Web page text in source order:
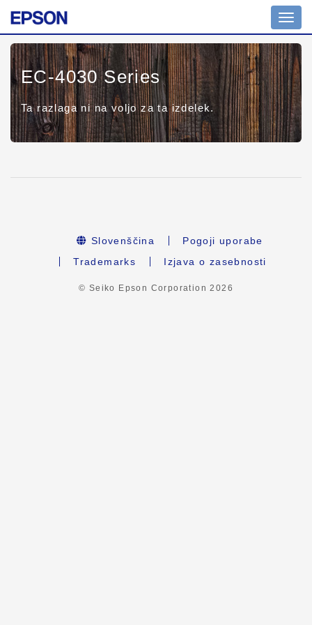
EC-4030 Series
Ta razlaga ni na voljo za ta izdelek.
Slovenščina
Pogoji uporabe
Trademarks
Izjava o zasebnosti
© Seiko Epson Corporation2026